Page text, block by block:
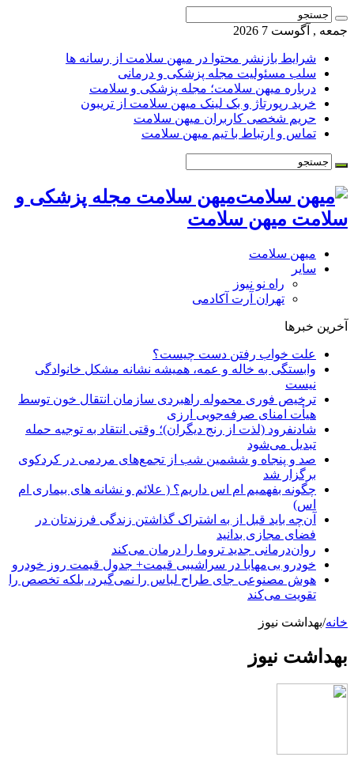
جمعه , آگوست 7 2026
شرایط بازنشر محتوا در میهن سلامت از رسانه ها
سلب مسئولیت مجله پزشکی و درمانی
درباره میهن سلامت؛ مجله پزشکی و سلامت
خرید رپورتاژ و بک لینک میهن سلامت از تریبون
حریم شخصی کاربران میهن سلامت
تماس و ارتباط با تیم میهن سلامت
میهن سلامت مجله پزشکی و
سلامت میهن سلامت
میهن سلامت
سایر
راه نو نیوز
تهران آرت آکادمی
آخرین خبرها
علت خواب رفتن دست چیست؟
وابستگی به خاله و عمه، همیشه نشانه مشکل خانوادگی
نیست
ترخیص فوری محموله راهبردی سازمان انتقال خون توسط
هیأت امنای صرفه‌جویی ارزی
شادنفرود (لذت از رنج دیگران)؛ وقتی انتقاد به توجیه حمله
تبدیل می‌شود
صد و پنجاه‌ و ششمین شب از تجمع‌های مردمی در کردکوی
برگزار شد
چگونه بفهمیم ام اس داریم؟ ( علائم و نشانه های بیماری ام
اس)
آن‌چه باید قبل از به اشتراک گذاشتن زندگی فرزندتان در
فضای مجازی بدانید
روان‌درمانی جدید تروما را درمان می‌کند
خودرو بی‌مهابا در سراشیبی قیمت+ جدول قیمت روز خودرو
هوش مصنوعی جای طراح لباس را نمی‌گیرد، بلکه تخصص را
تقویت می‌کند
خانه/بهداشت نیوز
بهداشت نیوز